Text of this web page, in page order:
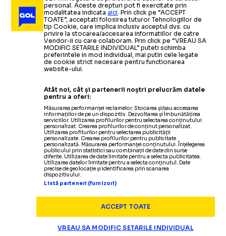
personal. Aceste drepturi pot fi exercitate prin
modalitatea indicataaici. Prin click pe “ACCEPT
TOATE”, acceptati folosirea tuturor Tehnologiilor de
tip Cookie, care implica inclusiv acceptul dvs. cu
privire la stocarea/accesarea informatiilor de catre
Vendor-ii cu care colaboram. Prin click pe “VREAU SA
MODIFIC SETARILE INDIVIDUAL” puteti schimba
preferintele in mod individual, mai putin cele legate
de cookie strict necesare pentru functionarea
website-ului.
Atât noi, cât și partenerii noștri prelucrăm datele
pentru a oferi:
Măsurarea performanței reclamelor. Stocarea și/sau accesarea
informațiilor de pe un dispozitiv. Dezvoltarea și îmbunătățirea
serviciilor. Utilizarea profilurilor pentru selectarea conținutului
personalizat. Crearea profilurilor de conținut personalizat.
Utilizarea profilurilor pentru selectarea publicității
personalizate. Crearea profilurilor pentru publicitate
personalizată. Măsurarea performanței conținutului. Înțelegerea
publicului prin statistici sau combinații de date din surse
diferite. Utilizarea de date limitate pentru a selecta publicitatea.
Utilizarea datelor limitate pentru a selecta conținutul. Date
precise de geolocație și identificarea prin scanarea
dispozitivului.
Listă parteneri (furnizori)
ACCEPT TOATE
VREAU SA MODIFIC SETARILE INDIVIDUAL